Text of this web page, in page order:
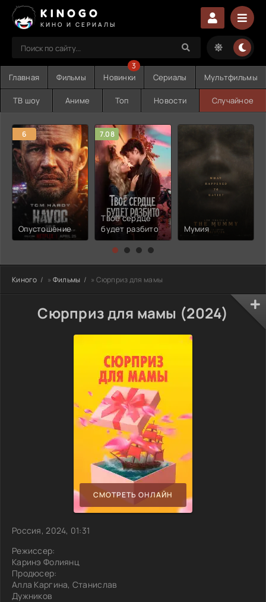
KINOGO
КИНО И СЕРИАЛЫ
Главная Фильмы Новинки
3
Сериалы Мультфильмы
ТВ шоу Аниме Топ Новости Случайное
6
Опустошение
7.08
Твоё сердце
будет разбито
Мумия
Киного » Фильмы » Сюрприз для мамы
Сюрприз для мамы (2024)
СМОТРЕТЬ ОНЛАЙН
Россия, 2024, 01:31
Режиссер:
Каринэ Фолиянц
Продюсер:
Алла Каргина, Станислав
Дужников